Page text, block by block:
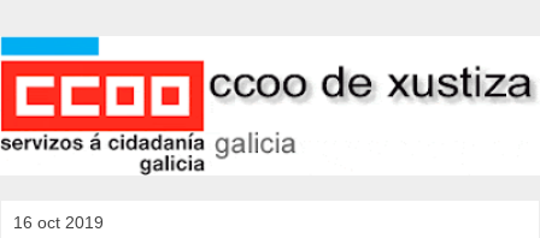
16 oct 2019